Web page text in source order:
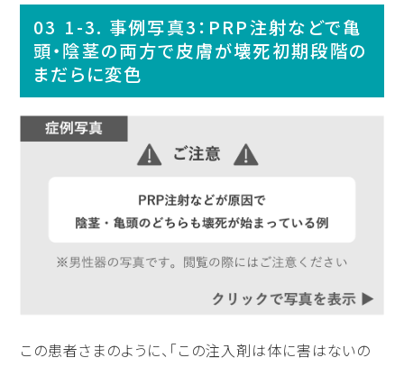
1-3. 事例写真3：PRP注射などで亀
頭・陰茎の両方で皮膚が壊死初期段階の
まだらに変色
この患者さまのように、「この注入剤は体に害はないの